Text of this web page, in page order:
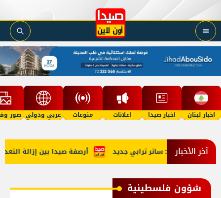
اخبار لبنان اخبار صيدا اعلانات منوعات عربي ودولي صور
آخر الأخبار أرصفة صيدا بين إزالة التجريبية: ساتر ترابي جديد
شؤون فلسطينية